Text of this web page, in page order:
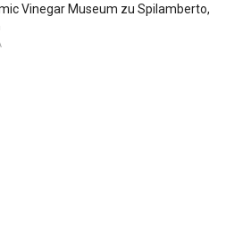
Vinegar Museum zu Spilamberto,